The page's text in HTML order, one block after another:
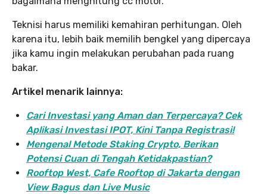
Teknisi harus memiliki kemahiran perhitungan. Oleh
karena itu, lebih baik memilih bengkel yang dipercaya
jika kamu ingin melakukan perubahan pada ruang
bakar.
Artikel menarik lainnya:
Cari Investasi yang Aman dan Terpercaya? Cek
Aplikasi Investasi IPOT, Kini Tanpa Registrasi!
Mengenal Metode Staking Crypto, Berikan
Potensi Cuan di Tengah Ketidakpastian?
Rooftop West, Cafe Rooftop di Jakarta dengan
View Bagus dan Live Music